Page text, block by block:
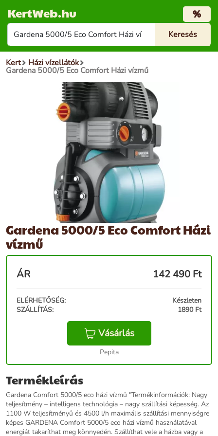
KertWeb.hu %
Kert Házi vízellátók
Gardena 5000/5 Eco Comfort Házi vízmű
Gardena 5000/5 Eco Comfort Házi
vízmű
ÁR 142 490 Ft
ELÉRHETŐSÉG:
Készleten
SZÁLLÍTÁS:
1890 Ft
Vásárlás
Pepita
Termékleírás
Gardena Comfort 5000/5 eco házi vízmű "Termékinformációk: Nagy
teljesítmény – intelligens technológia – nagy szállítási képesség. Az
1100 W teljesítményű és 4500 l/h maximális szállítási mennyiségre
képes GARDENA Comfort 5000/5 eco házi vízmű használatával
energiát takaríthat meg könnyedén. Szállíthat vele a házba vagy a